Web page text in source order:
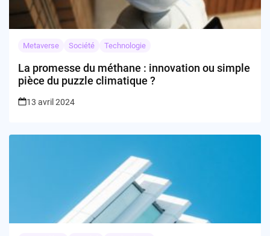
Metaverse Société Technologie
La promesse du méthane : innovation ou simple
pièce du puzzle climatique ?
13 avril 2024